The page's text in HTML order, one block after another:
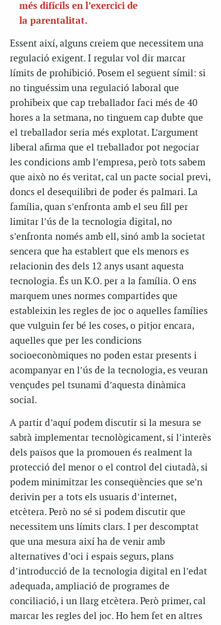
més difícils en l’exercici de
la parentalitat.
Essent així, alguns creiem que necessitem una
regulació exigent. I regular vol dir marcar
límits de prohibició. Posem el següent símil: si
no tinguéssim una regulació laboral que
prohibeix que cap treballador faci més de 40
hores a la setmana, no tinguem cap dubte que
el treballador seria més explotat. L’argument
liberal afirma que el treballador pot negociar
les condicions amb l’empresa, però tots sabem
que això no és veritat, cal un pacte social previ,
doncs el desequilibri de poder és palmari. La
família, quan s’enfronta amb el seu fill per
limitar l’ús de la tecnologia digital, no
s’enfronta només amb ell, sinó amb la societat
sencera que ha establert que els menors es
relacionin des dels 12 anys usant aquesta
tecnologia. És un K.O. per a la família. O ens
marquem unes normes compartides que
estableixin les regles de joc o aquelles famílies
que vulguin fer bé les coses, o pitjor encara,
aquelles que per les condicions
socioeconòmiques no poden estar presents i
acompanyar en l’ús de la tecnologia, es veuran
vençudes pel tsunami d’aquesta dinàmica
social.
A partir d’aquí podem discutir si la mesura se
sabrà implementar tecnològicament, si l’interès
dels països que la promouen és realment la
protecció del menor o el control del ciutadà, si
podem minimitzar les conseqüències que se’n
derivin per a tots els usuaris d’internet,
etcètera. Però no sé si podem discutir que
necessitem uns límits clars. I per descomptat
que una mesura així ha de venir amb
alternatives d’oci i espais segurs, plans
d’introducció de la tecnologia digital en l’edat
adequada, ampliació de programes de
conciliació, i un llarg etcètera. Però primer, cal
marcar les regles del joc. Ho hem fet en altres